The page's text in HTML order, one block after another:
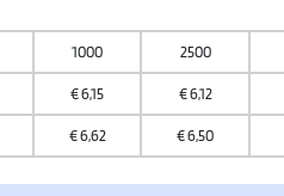
1000 2500
€6,15 €6,12
€6,62 €6,50